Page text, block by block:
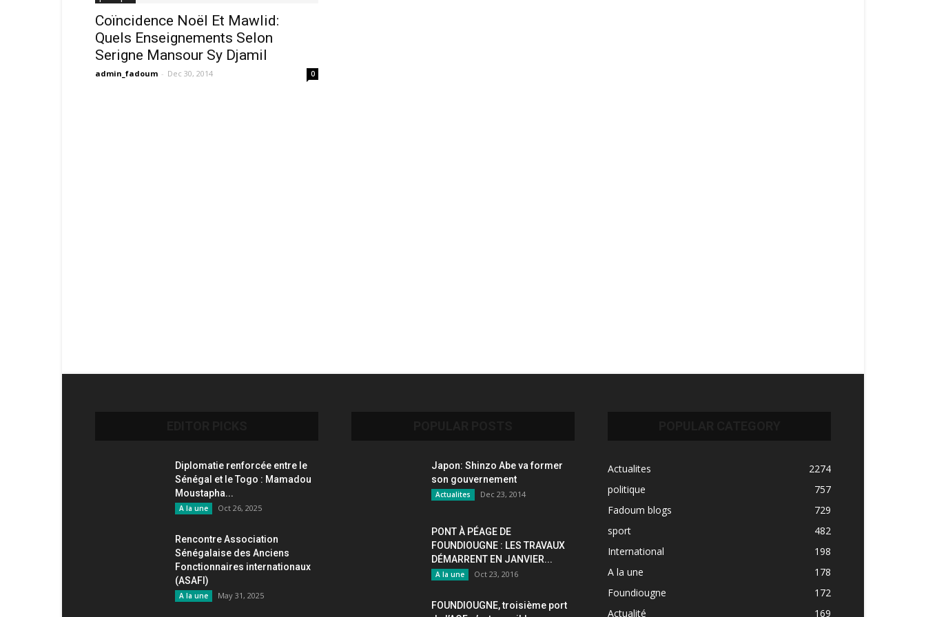
Coïncidence Noël Et Mawlid:
Quels Enseignements Selon
Serigne Mansour Sy Djamil
admin_fadoum - Dec 30, 2014 0
Diplomatie renforcée entre le
Sénégal et le Togo : Mamadou
Moustapha...
A la une Oct 26, 2025
Rencontre Association
Sénégalaise des Anciens
Fonctionnaires internationaux
(ASAFI)
A la une May 31, 2025
Japon: Shinzo Abe va former
son gouvernement
Actualites Dec 23, 2014
PONT À PÉAGE DE
FOUNDIOUGNE : LES TRAVAUX
DÉMARRENT EN JANVIER...
A la une Oct 23, 2016
FOUNDIOUGNE, troisième port
Actualites
2274
politique
757
Fadoum blogs
729
sport
482
International
198
A la une
178
Foundiougne
172
Actualité
169